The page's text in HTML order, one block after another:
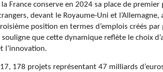
la France conserve en 2024 sa place de
devant le Royaume-Uni et
position en termes d’emplois créés
que cette dynamique reflète le choix
l’innovation.
178 projets représentant 47 milliards